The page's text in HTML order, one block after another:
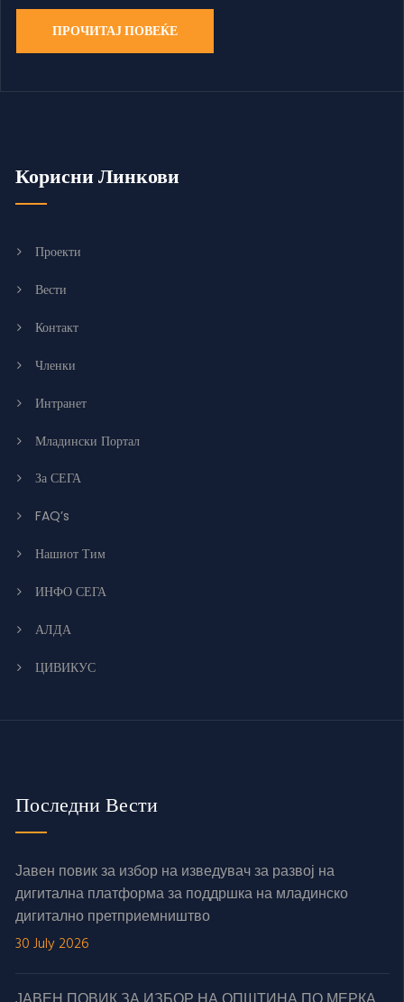
ПРОЧИТАЈ ПОВЕЌЕ
Корисни Линкови
Проекти
Вести
Контакт
Членки
Интранет
Младински Портал
За СЕГА
FAQ’s
Нашиот Тим
ИНФО СЕГА
АЛДА
ЦИВИКУС
Последни Вести
Јавен повик за избор на изведувач за развој на
дигитална платформа за поддршка на младинско
дигитално претприемништво
30 July 2026